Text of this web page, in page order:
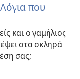
που
και ο γαμήλιος
στα σκληρά
σας;